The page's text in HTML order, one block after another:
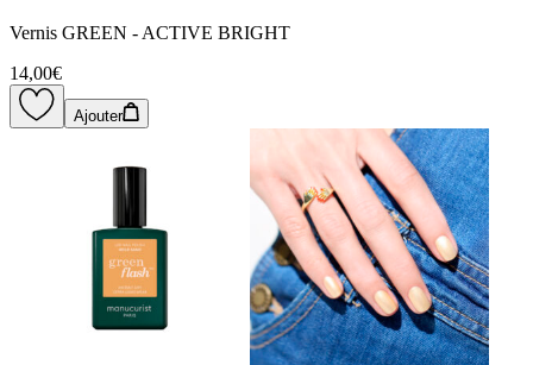
Vernis GREEN - ACTIVE BRIGHT
14,00€
Ajouter